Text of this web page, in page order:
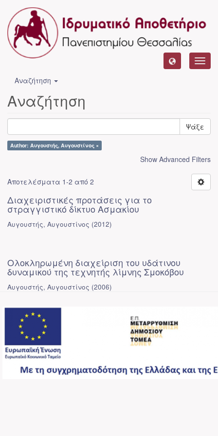
Αναζήτηση
Αναζήτηση
Ψάξε
Author: Αυγουστής, Αυγουστίνος ×
Show Advanced Filters
Αποτελέσματα 1-2 από 2
Διαχειριστικές προτάσεις για το
στραγγιστικό δίκτυο Ασμακίου
Αυγουστής, Αυγουστίνος (2012)
Ολοκληρωμένη διαχείριση του υδάτινου
δυναμικού της τεχνητής λίμνης Σμοκόβου
Αυγουστής, Αυγουστίνος (2006)